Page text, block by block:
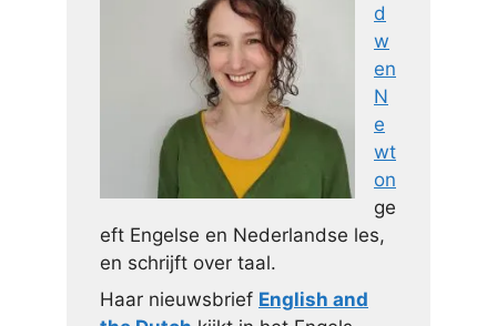
d
w
en
N
e
wt
on
ge
eft Engelse en Nederlandse les,
en schrijft over taal.
Haar nieuwsbrief English and